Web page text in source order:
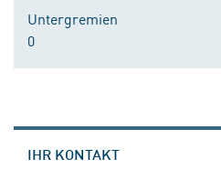
Untergremien
0
IHR KONTAKT